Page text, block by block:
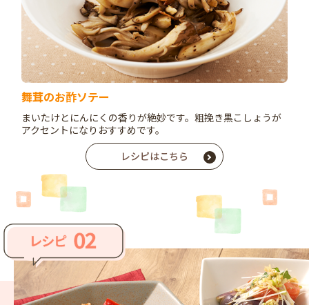
舞茸のお酢ソテー
まいたけとにんにくの香りが絶妙です。粗挽き黒こしょうが
アクセントになりおすすめです。
レシピはこちら